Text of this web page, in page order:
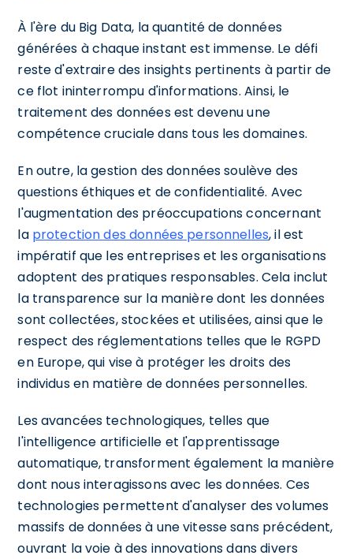
À l'ère du Big Data, la quantité de données
générées à chaque instant est immense. Le défi
reste d'extraire des insights pertinents à partir de
ce flot ininterrompu d'informations. Ainsi, le
traitement des données est devenu une
compétence cruciale dans tous les domaines.
En outre, la gestion des données soulève des
questions éthiques et de confidentialité. Avec
l'augmentation des préoccupations concernant
la protection des données personnelles, il est
impératif que les entreprises et les organisations
adoptent des pratiques responsables. Cela inclut
la transparence sur la manière dont les données
sont collectées, stockées et utilisées, ainsi que le
respect des réglementations telles que le RGPD
en Europe, qui vise à protéger les droits des
individus en matière de données personnelles.
Les avancées technologiques, telles que
l'intelligence artificielle et l'apprentissage
automatique, transforment également la manière
dont nous interagissons avec les données. Ces
technologies permettent d'analyser des volumes
massifs de données à une vitesse sans précédent,
ouvrant la voie à des innovations dans divers